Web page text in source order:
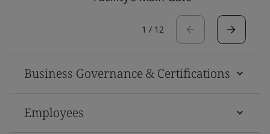
1 / 12
Business Governance & Certifications
Employees